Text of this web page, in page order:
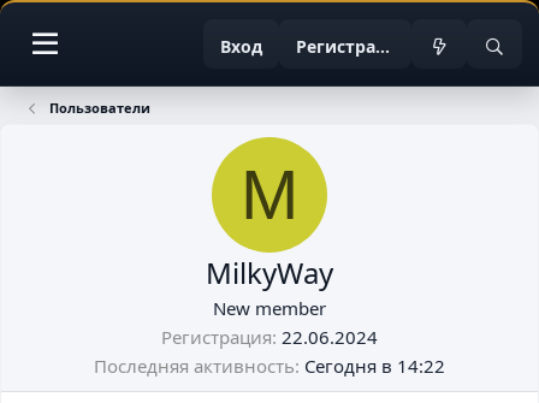
Вход Регистрация
Пользователи
M
MilkyWay
New member
Регистрация 22.06.2024
Последняя активность Сегодня в 14:22